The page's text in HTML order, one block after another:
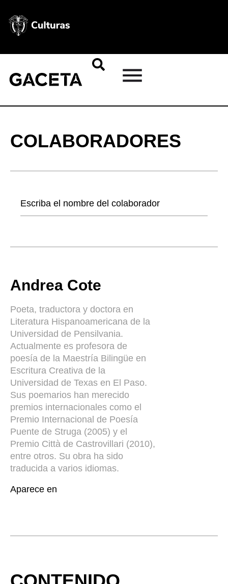
COLABORADORES
Andrea Cote
Poeta, traductora y doctora en
Literatura Hispanoamericana de la
Universidad de Pensilvania.
Actualmente es profesora de
poesía de la Maestría Bilingüe en
Escritura Creativa de la
Universidad de Texas en El Paso.
Sus poemarios han merecido
premios internacionales como el
Premio Internacional de Poesía
Puente de Struga (2005) y el
Premio Città de Castrovillari (2010),
entre otros. Su obra ha sido
traducida a varios idiomas.
Aparece en